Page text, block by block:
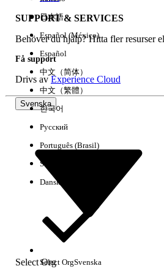
Här är några söktips
Kontrollera stavningen av dina
SUPPORT & SERVICES
Behöver du hjälp? Hitta fler resurser
Få support
Drivs avExperience Cloud
Svenska
Select Org
日本語
Español (México)
Español
中文（简体）
中文（繁體）
한국어
Русский
Português (Brasil)
Suomi
Dansk
Select OrgSvenska